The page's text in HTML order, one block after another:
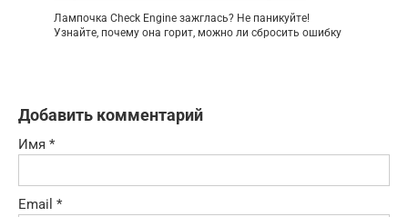
Лампочка Check Engine зажглась? Не паникуйте!
Узнайте, почему она горит, можно ли сбросить ошибку
Добавить комментарий
Имя *
Email *